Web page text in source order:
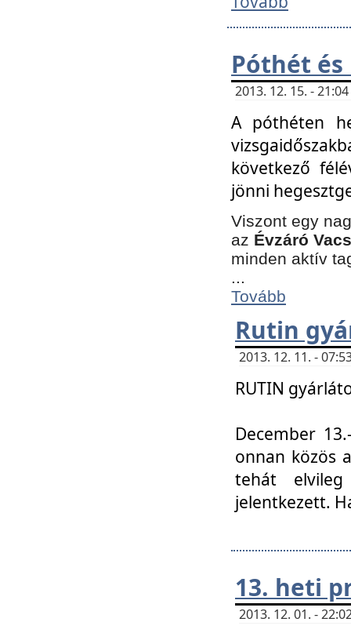
Póthét és
2013. 12. 15. -
A póthéten
következő
jönni
Viszont egy
az Évzáró
minden aktív
...
Tovább
Rutin
2013. 12. 11. -
RUTIN
December
onnan közös
tehát
jelentkezett.
13. heti
2013. 12. 01. -